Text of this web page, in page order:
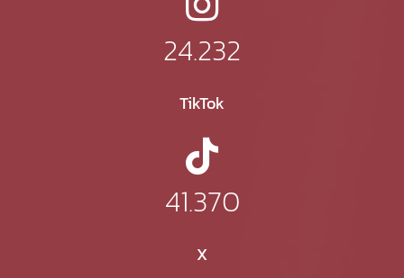
24.232
TikTok
41.370
X